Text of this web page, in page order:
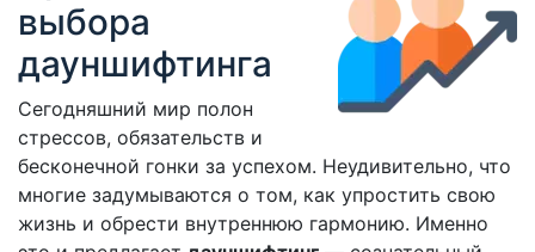
выбора
дауншифтинга
Сегодняшний мир полон
стрессов, обязательств и
бесконечной гонки за успехом. Неудивительно, что
многие задумываются о том, как упростить свою
жизнь и обрести внутреннюю гармонию. Именно